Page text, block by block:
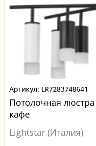
LR7283748641
Потолочная люстра
кафе
Lightstar (Италия)